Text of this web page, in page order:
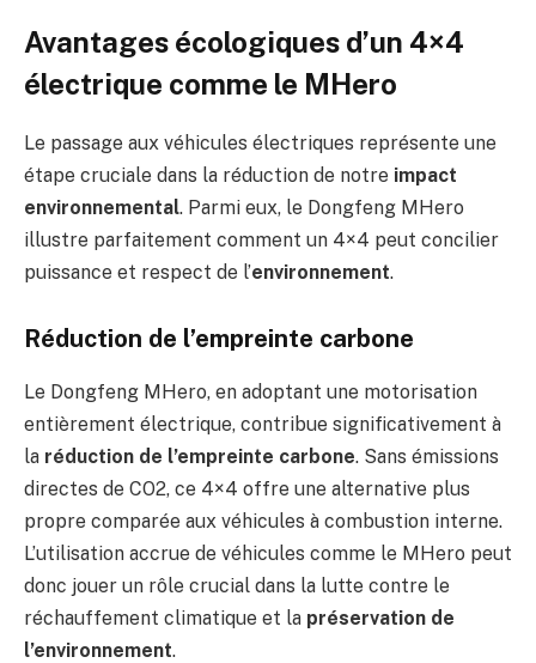
Avantages écologiques d’un 4×4
électrique comme le MHero
Le passage aux véhicules électriques représente une
étape cruciale dans la réduction de notre impact
environnemental. Parmi eux, le Dongfeng MHero
illustre parfaitement comment un 4×4 peut concilier
puissance et respect de l’environnement.
Réduction de l’empreinte carbone
Le Dongfeng MHero, en adoptant une motorisation
entièrement électrique, contribue significativement à
la réduction de l’empreinte carbone. Sans émissions
directes de CO2, ce 4×4 offre une alternative plus
propre comparée aux véhicules à combustion interne.
L’utilisation accrue de véhicules comme le MHero peut
donc jouer un rôle crucial dans la lutte contre le
réchauffement climatique et la préservation de
l’environnement.